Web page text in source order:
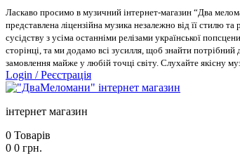
Ласкаво просимо в музичний інтернет-магазин “Два
представлена ліцензійна музика незалежно від її стилю
сусідству з усіма останніми релізами української
сторінці, та ми додамо всі зусилля, щоб знайти
замовлення майже у любій точці світу. Слухайте якісну
Login /Реєстрація
інтернет магазин
0 Товарів
0 0 грн.